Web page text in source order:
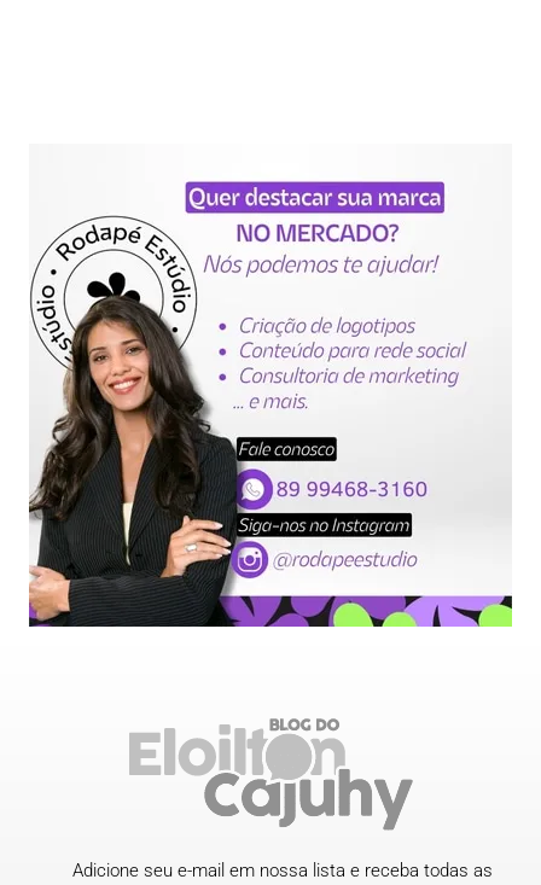
Adicione seu e-mail em nossa lista e receba todas as